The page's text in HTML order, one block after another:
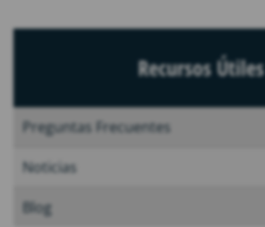
Recursos Útiles
Preguntas Frecuentes
Noticias
Blog